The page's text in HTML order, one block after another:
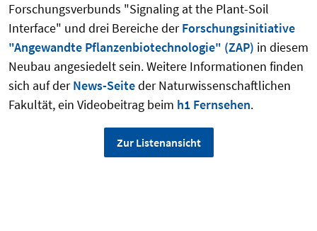
Forschungsverbunds "Signaling at the Plant-Soil
Interface" und drei Bereiche derForschungsinitiative
"Angewandte Pflanzenbiotechnologie" (ZAP) in diesem
Neubau angesiedelt sein. Weitere Informationen finden
sich auf derNews-Seiteder Naturwissenschaftlichen
Fakultät, ein Videobeitrag beim h1 Fernsehen.
Zur Listenansicht